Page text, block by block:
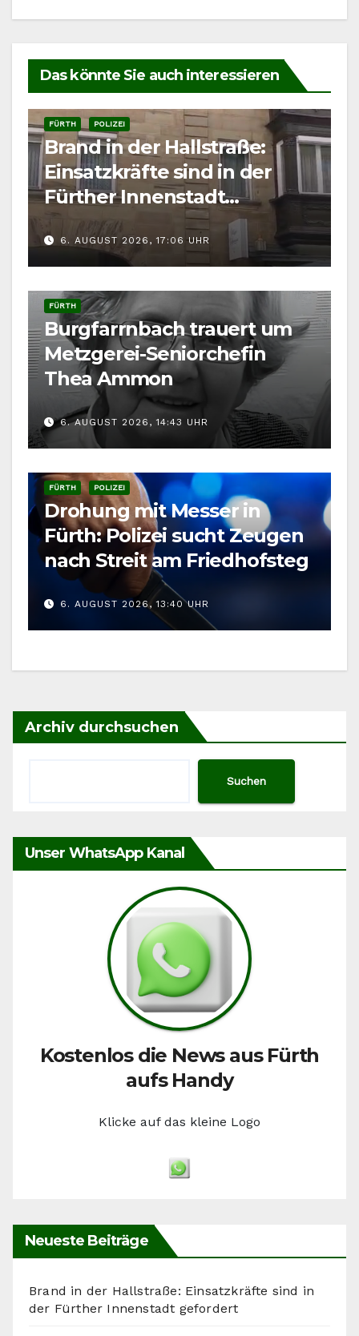
Das könnte Sie auch interessieren
FÜRTH POLIZEI
Brand in der Hallstraße:
Einsatzkräfte sind in der
Fürther Innenstadt
gefordert
6. AUGUST 2026, 17:06 UHR
FÜRTH
Burgfarrnbach trauert um
Metzgerei-Seniorchefin
Thea Ammon
6. AUGUST 2026, 14:43 UHR
FÜRTH POLIZEI
Drohung mit Messer in
Fürth: Polizei sucht Zeugen
nach Streit am Friedhofsteg
6. AUGUST 2026, 13:40 UHR
Archiv durchsuchen
Suchen
Unser WhatsApp Kanal
Kostenlos die News aus Fürth
aufs Handy
Klicke auf das kleine Logo
Neueste Beiträge
Brand in der Hallstraße: Einsatzkräfte sind in
der Fürther Innenstadt gefordert